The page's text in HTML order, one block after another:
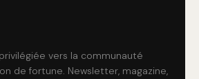
vers la communauté
de fortune. Newsletter, magazine,